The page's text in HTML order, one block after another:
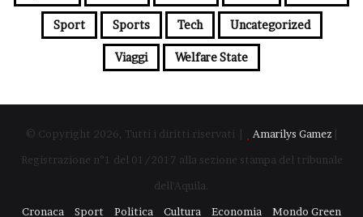
Sport Sports Tech Uncategorized
Viaggi Welfare State
© Copyright 2026, Tutti i diritti riservati | Amarilys Gamez
Registrazione n°1 del 01/2017 alla sezione stampa del tribunale
dell'Aquila.
Cronaca
Sport Politica Cultura Economia Mondo Green